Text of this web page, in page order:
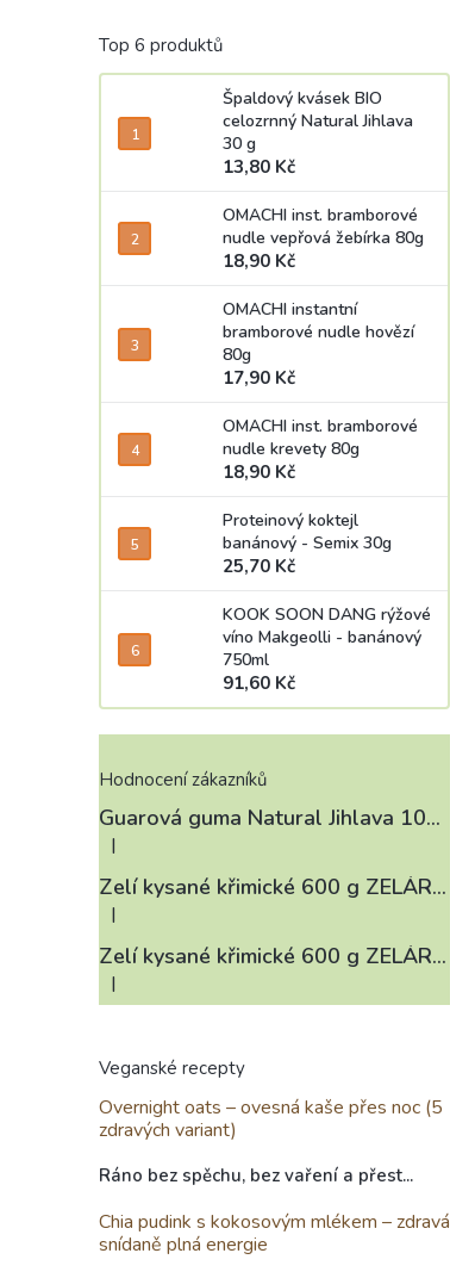
Top 6 produktů
Špaldový kvásek BIO
celozrnný Natural Jihlava
30 g
13,80 Kč
OMACHI inst. bramborové
nudle vepřová žebírka 80g
18,90 Kč
OMACHI instantní
bramborové nudle hovězí
80g
17,90 Kč
OMACHI inst. bramborové
nudle krevety 80g
18,90 Kč
Proteinový koktejl
banánový - Semix 30g
25,70 Kč
KOOK SOON DANG rýžové
víno Makgeolli - banánový
750ml
91,60 Kč
Hodnocení zákazníků
Guarová guma Natural Jihlava 100 g
Hodnocení produktu je 4 z 5 hvězdiček.
|
Zelí kysané křimické 600 g ZELÁRNA LOBKOWICZ
Hodnocení produktu je 3 z 5 hvězdiček.
|
Zelí kysané křimické 600 g ZELÁRNA LOBKOWICZ
Hodnocení produktu je 4 z 5 hvězdiček.
|
Veganské recepty
Overnight oats – ovesná kaše přes noc (5
zdravých variant)
Ráno bez spěchu, bez vaření a přest...
Chia pudink s kokosovým mlékem – zdravá
snídaně plná energie